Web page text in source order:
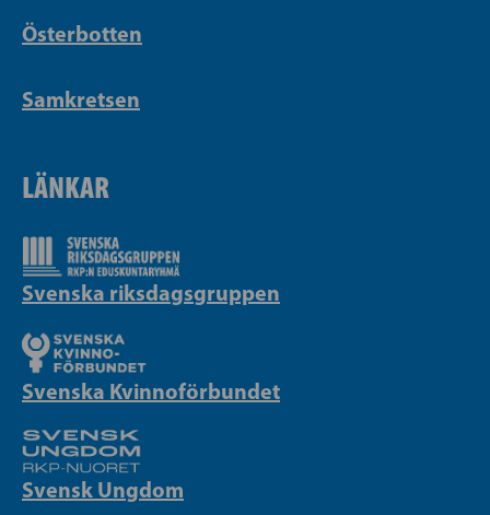
Österbotten
Samkretsen
LÄNKAR
Svenska riksdagsgruppen
Svenska Kvinnoförbundet
Svensk Ungdom